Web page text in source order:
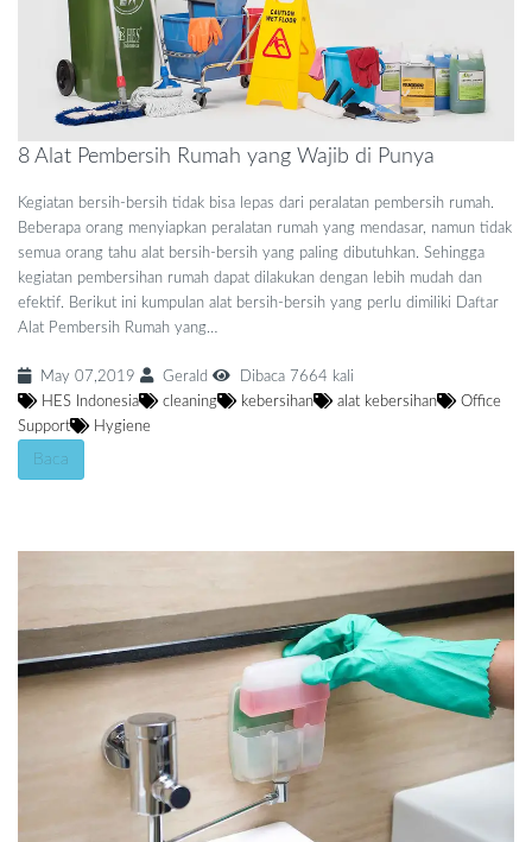
8 Alat Pembersih Rumah yang Wajib di Punya
Kegiatan bersih-bersih tidak bisa lepas dari peralatan pembersih rumah.
Beberapa orang menyiapkan peralatan rumah yang mendasar, namun tidak
semua orang tahu alat bersih-bersih yang paling dibutuhkan. Sehingga
kegiatan pembersihan rumah dapat dilakukan dengan lebih mudah dan
efektif. Berikut ini kumpulan alat bersih-bersih yang perlu dimiliki Daftar
Alat Pembersih Rumah yang…
May 07,2019 Gerald
Dibaca 7664 kali
HES Indonesia
cleaning kebersihan alat kebersihan
Office
Support
Hygiene
Baca